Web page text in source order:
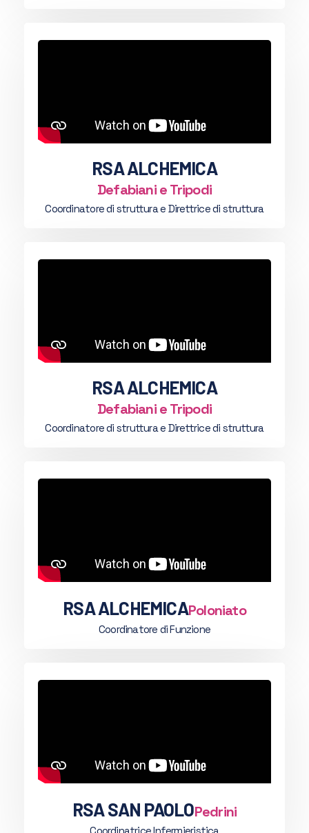
RSA ALCHEMICA
Defabiani e Tripodi
Coordinatore di struttura e Direttrice di struttura
RSA ALCHEMICA
Defabiani e Tripodi
Coordinatore di struttura e Direttrice di struttura
RSA ALCHEMICAPoloniato
Coordinatore di Funzione
RSA SAN PAOLOPedrini